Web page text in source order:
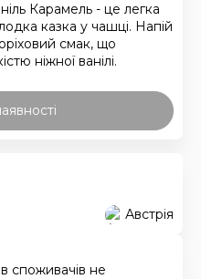
Карамель - це легка
казка у чашці. Напій
смак, що
ніжної ванілі.
Австрія
споживачів не